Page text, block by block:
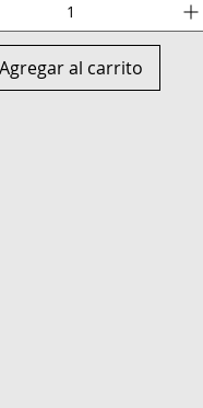
Agregar al carrito